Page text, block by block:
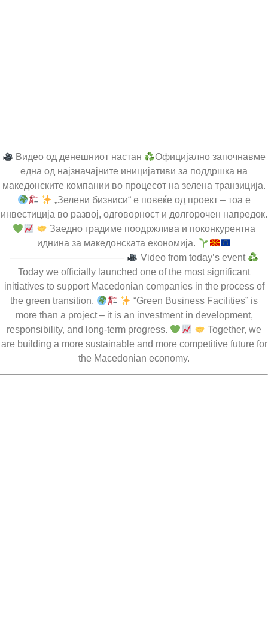
Видео од денешниот настан
Официјално започнавме
една од најзначајните иницијативи за поддршка на
македонските компании во процесот на зелена транзиција.
„Зелени бизниси“ е повеќе од проект – тоа е
инвестиција во развој, одговорност и долгорочен напредок.
Заедно градиме поодржлива и поконкурентна
иднина за македонската економија.
————————————
Video from today’s event
Today we officially launched one of the most significant
initiatives to support Macedonian companies in the process of
the green transition.
“Green Business Facilities” is
more than a project – it is an investment in development,
responsibility, and long-term progress.
Together, we
are building a more sustainable and more competitive future for
the Macedonian economy.